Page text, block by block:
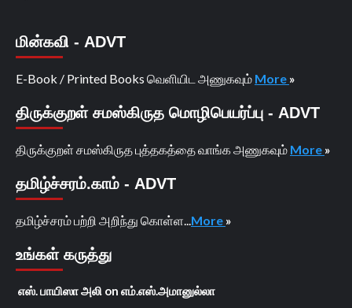
மின்கவி - ADVT
E-Book / Printed Books வெளியிட அணுகவும் More »
திருக்குறள் சமஸ்கிருத மொழிபெயர்ப்பு - ADVT
திருக்குறள் சமஸ்கிருத புத்தகத்தை வாங்க அணுகவும் More »
தமிழ்ச்சரம்.காம் - ADVT
தமிழ்ச்சரம் பற்றி அறிந்து கொள்ள... More »
உங்கள் கருத்து
எஸ். பாயிஸா அலி on எம்.எஸ்.அமானுல்லா